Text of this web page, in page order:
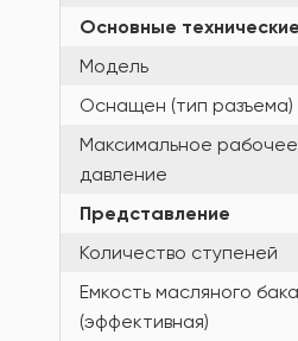
Основные
Модель
Оснащен (тип разъема)
Максимальное рабочее
давление
Представление
Количество ступеней
Емкость масляного бака
(эффективная)